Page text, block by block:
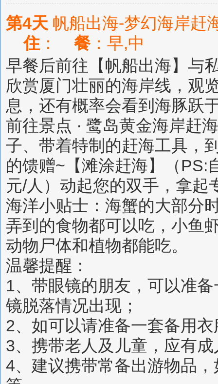
第4天 帆船出海-梦幻海岸赶
住 ： 餐：早,中
早餐后前往【帆船出海】与
欣赏厦门壮丽的海岸线，观
息，还有概率会看到海豚跃
前往景点 · 鹭岛黄金海岸赶
子、带着特制的赶海工具，
的馈赠~【滩涂赶海】（PS:
元/人）动起您的双手，拿起
海洋小贴士：海蟹的大部分
弄到的食物都可以吃，小鱼
动物尸体和植物都能吃。
温馨提醒：
1、带眼镜的朋友，可以准
镜脱落情况出现；
2、如可以请准备一套备用
3、携带老人及儿童，应有
4、建议携带常备出游物品